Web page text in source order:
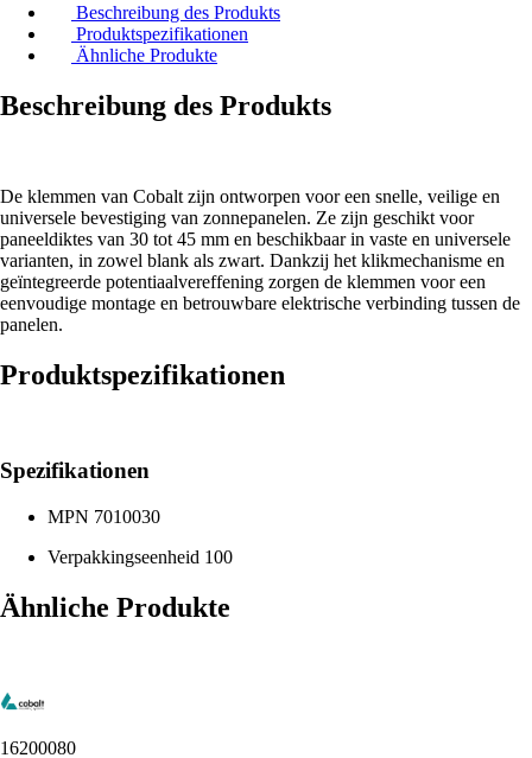
Beschreibung des Produkts
Produktspezifikationen
Ähnliche Produkte
Beschreibung des Produkts
De klemmen van Cobalt zijn ontworpen voor een snelle, veilige en
universele bevestiging van zonnepanelen. Ze zijn geschikt voor
paneeldiktes van 30 tot 45 mm en beschikbaar in vaste en universele
varianten, in zowel blank als zwart. Dankzij het klikmechanisme en
geïntegreerde potentiaalvereffening zorgen de klemmen voor een
eenvoudige montage en betrouwbare elektrische verbinding tussen de
panelen.
Produktspezifikationen
Spezifikationen
MPN 7010030
Verpakkingseenheid 100
Ähnliche Produkte
16200080